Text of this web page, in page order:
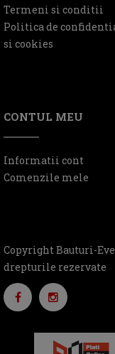
Termeni si conditii
Politica de
si cookies
CONTUL MEU
Informatii cont
Comenzile mele
Copyright Bauturi-
drepturile rezervate